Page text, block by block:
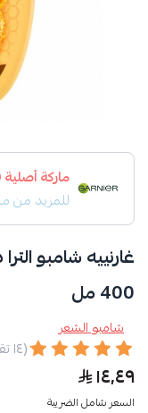
ماركة أصلية 100%
للمزيد من
غارنييه شامبو
400 مل
شامبو الشعر
(١٤ تقييم)
١٤٫٤٩
السعر شامل الضريبة